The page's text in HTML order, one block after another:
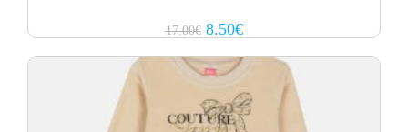
17.00€ Original
price
17.00€.
8.50€Current
price
8.50€.